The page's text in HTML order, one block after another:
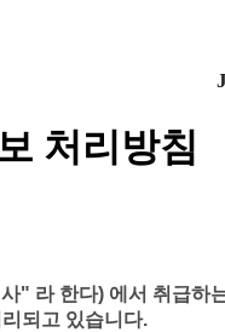
처리방침
" 라 한다) 에서 취급하
되고 있습니다.